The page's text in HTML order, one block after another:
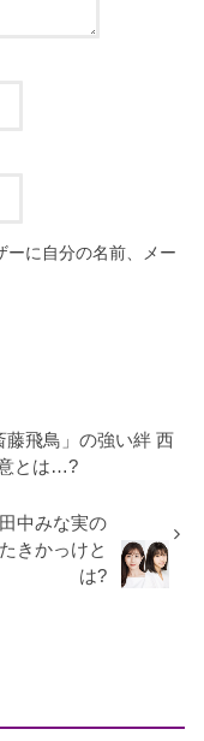
ーに自分の名前、メー
藤飛鳥」の強い絆 西
とは…?
中みな実の
きかっけと
は?